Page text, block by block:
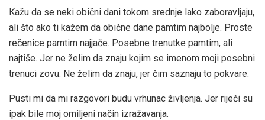
Kažu da se neki obični dani tokom srednje lako zaboravljaju,
ali što ako ti kažem da obične dane pamtim najbolje. Proste
rečenice pamtim najjače. Posebne trenutke pamtim, ali
najtiše. Jer ne želim da znaju kojim se imenom moji posebni
trenuci zovu. Ne želim da znaju, jer čim saznaju to pokvare.
Pusti mi da mi razgovori budu vrhunac življenja. Jer riječi su
ipak bile moj omiljeni način izražavanja.